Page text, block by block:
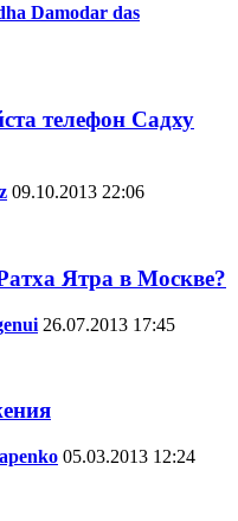
Damodar das
телефон Садху
09.10.2013 22:06
Ятра в Москве?
26.07.2013 17:45
05.03.2013 12:24